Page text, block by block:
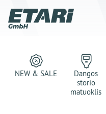
NEW & SALE
Dangos
storio
matuoklis